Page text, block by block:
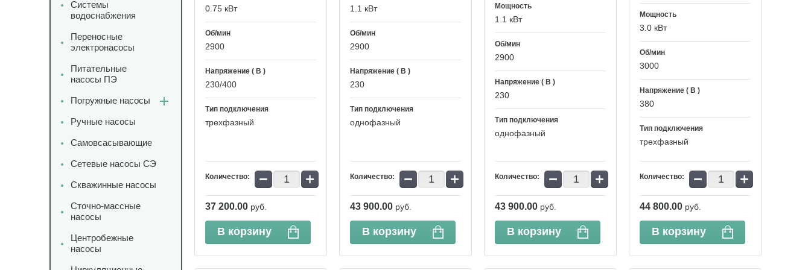
0.75 кВт
Об/мин
2900
Напряжение ( В )
230/400
Тип подключения
трехфазный
Количество: − +
37 200.00 руб.
В корзину
1.1 кВт
Об/мин
2900
Напряжение ( В )
230
Тип подключения
однофазный
Количество: − +
43 900.00 руб.
В корзину
Мощность
1.1 кВт
Об/мин
2900
Напряжение ( В )
230
Тип подключения
однофазный
Количество: − +
43 900.00 руб.
В корзину
Мощность
3.0 кВт
Об/мин
3000
Напряжение ( В )
380
Тип подключения
трехфазный
Количество: − +
44 800.00 руб.
В корзину
Системы
водоснабжения
Переносные
электронасосы
Питательные
насосы ПЭ
Погружные насосы
Ручные насосы
Самовсасывающие
Сетевые насосы СЭ
Скважинные насосы
Сточно-массные
насосы
Центробежные
насосы